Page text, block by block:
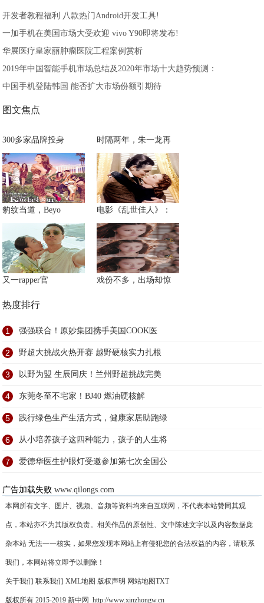
开发者教程福利 八款热门Android开发工具!
一加手机在美国市场大受欢迎 vivo Y90即将发布!
华展医疗皇家丽肿瘤医院工程案例赏析
2019年中国智能手机市场总结及2020年市场十大趋势预测：
中国手机登陆韩国 能否扩大市场份额引期待
图文焦点
300多家品牌投身 时隔两年，朱一龙再
豹纹当道，Beyo 电影《乱世佳人》：
又一rapper官 戏份不多，出场却惊
热度排行
1 强强联合！原妙集团携手美国COOK医
2 野超大挑战火热开赛 越野硬核实力扎根
3 以野为盟 生辰同庆！兰州野超挑战完美
4 东莞冬至不宅家！BJ40 燃油硬核解
5 践行绿色生产生活方式，健康家居助跑绿
6 从小培养孩子这四种能力，孩子的人生将
7 爱德华医生护眼灯受邀参加第七次全国公
广告加载失败www.qilongs.com
本网所有文字、图片、视频、音频等资料均来自互联网，不代表本站赞同其观
点，本站亦不为其版权负责。相关作品的原创性、文中陈述文字以及内容数据庞
杂本站 无法一一核实，如果您发现本网站上有侵犯您的合法权益的内容，请联系
我们，本网站将立即予以删除！
关于我们 联系我们 XML地图 版权声明 网站地图TXT
版权所有 2015-2019 新中网 http://www.xinzhongw.cn